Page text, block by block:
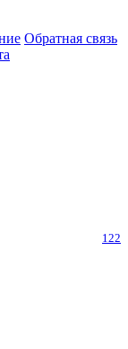
Обратная связь
122